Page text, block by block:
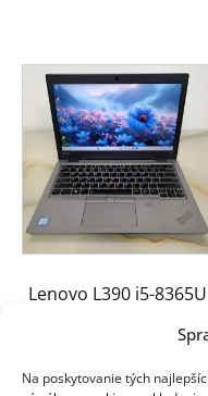
Na poskytovanie tých
Lenovo L390 i5-8365U